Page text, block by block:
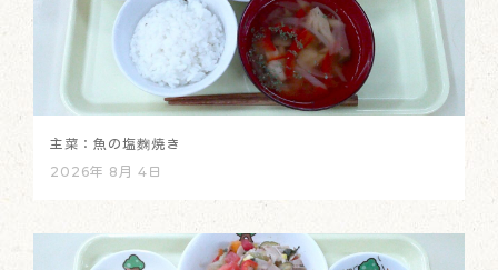
主菜：魚の塩麴焼き
2026年 8月 4日